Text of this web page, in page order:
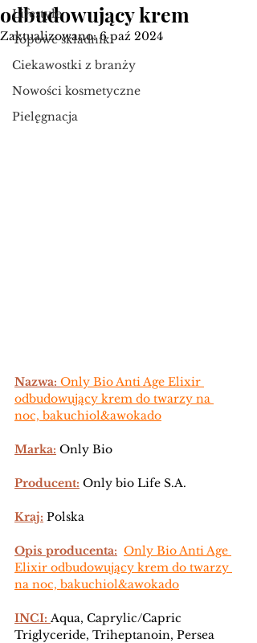
Lifestyle
Topowe składniki
Ciekawostki z branży
Nowości kosmetyczne
Pielęgnacja
odbudowujący krem
Zaktualizowano:6 paź 2024
Nazwa: Only Bio Anti Age Elixir
odbudowujący krem do twarzy na
noc, bakuchiol&awokado
Marka: Only Bio
Producent: Only bio Life S.A.
Kraj: Polska
Opis producenta: Only Bio Anti Age
Elixir odbudowujący krem do twarzy
na noc, bakuchiol&awokado
INCI: Aqua, Caprylic/Capric
Triglyceride, Triheptanoin, Persea